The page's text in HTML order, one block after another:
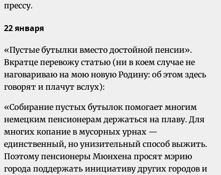
прессу.
22 января
«Пустые бутылки вместо достойной пенсии».
Вкратце перевожу статью (ни в коем случае не
наговариваю на мою новую Родину: об этом здесь
говорят и плачут вслух):
«Собирание пустых бутылок помогает многим
немецким пенсионерам держаться на плаву. Для
многих копание в мусорных урнах —
единственный, но унизительный способ выжить.
Поэтому пенсионеры Мюнхена просят мэрию
города поддержать инициативу других городов и